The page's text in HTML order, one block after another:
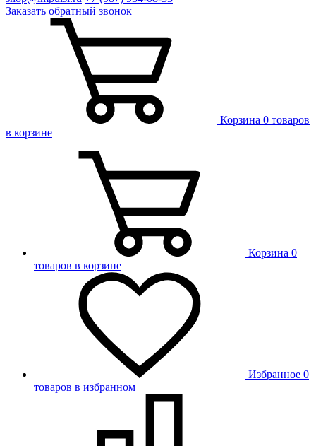
Заказать обратный звонок
Корзина 0 товаров
в корзине
Корзина 0
товаров в корзине
Избранное 0
товаров в избранном